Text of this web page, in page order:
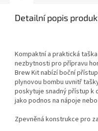
Detailní popis
Kompaktní a praktická
nezbytnosti pro přípravu
Brew Kit nabízí boční
plynovou bombu uvnitř
poskytuje snadný přístup k
jako podnos na nápoje
Zpevněná konstrukce pro